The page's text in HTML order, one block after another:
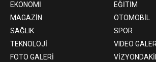
EKONOMİ
EĞİTİM
MAGAZİN
OTOMOBİL
SAĞLIK
SPOR
TEKNOLOJİ
VIDEO
FOTO GALERİ